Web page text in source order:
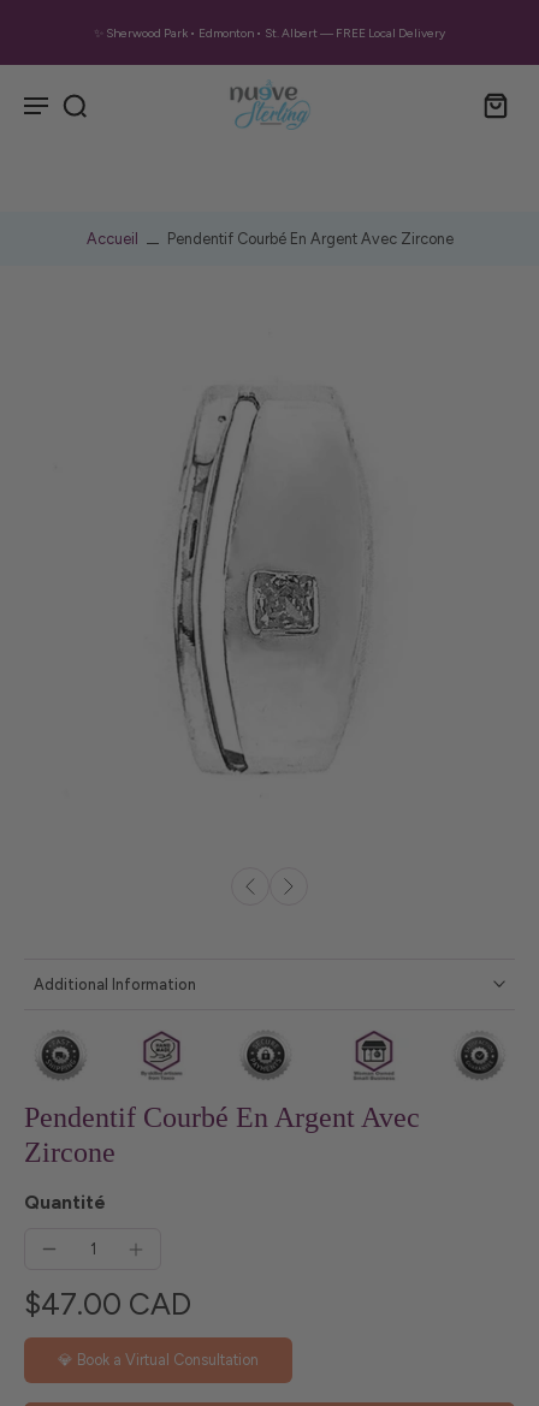
✨ Sherwood Park • Edmonton • St. Albert — FREE Local Delivery
Accueil Pendentif Courbé En Argent Avec Zircone
Additional Information
Pendentif Courbé En Argent Avec
Zircone
Quantité
$47.00 CAD
💎 Book a Virtual Consultation